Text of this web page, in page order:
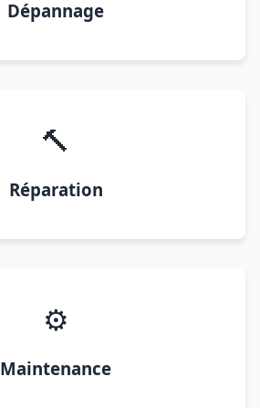
Dépannage
🔨
Réparation
⚙️
Maintenance